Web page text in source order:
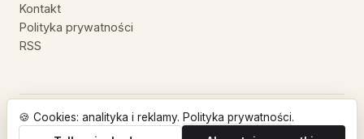
Kontakt
Polityka prywatności
RSS
© 2026 MyśliZłote — Wszystkie prawa zastrzeżone.
🍪 Cookies: analityka i reklamy. Polityka prywatności.